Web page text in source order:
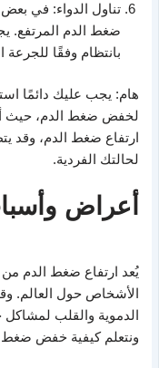
تناول الدواء: في
ضغط الدم المرتفع.
بانتظام وفقًا للجرعة
هام: يجب عليك دائمًا
لخفض ضغط الدم، حيث
ارتفاع ضغط الدم، وقد
لحالتك الفردية.
أعراض
يُعد ارتفاع ضغط الدم
الأشخاص حول العالم.
الدموية والقلب
ونتعلم كيفية خفض ضغط